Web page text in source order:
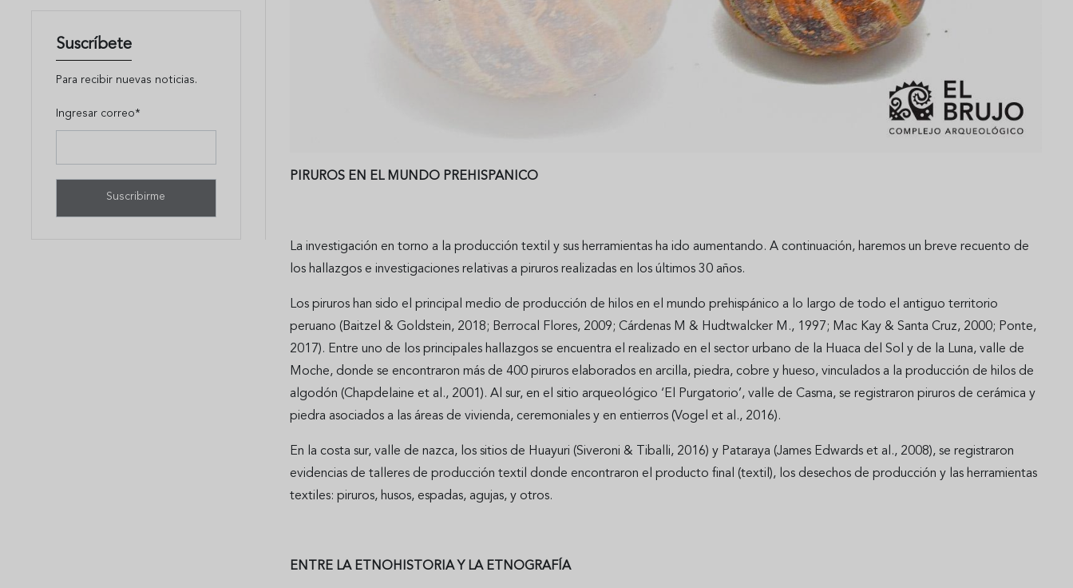
Suscríbete
Para recibir nuevas noticias.
Ingresar correo*
PIRUROS EN EL MUNDO PREHISPANICO
La investigación en torno a la producción textil y sus herramientas ha ido aumentando. A continuación, haremos un breve recuento de
los hallazgos e investigaciones relativas a piruros realizadas en los últimos 30 años.
Los piruros han sido el principal medio de producción de hilos en el mundo prehispánico a lo largo de todo el antiguo territorio
peruano (Baitzel & Goldstein, 2018; Berrocal Flores, 2009; Cárdenas M & Hudtwalcker M., 1997; Mac Kay & Santa Cruz, 2000; Ponte,
2017). Entre uno de los principales hallazgos se encuentra el realizado en el sector urbano de la Huaca del Sol y de la Luna, valle de
Moche, donde se encontraron más de 400 piruros elaborados en arcilla, piedra, cobre y hueso, vinculados a la producción de hilos de
algodón (Chapdelaine et al., 2001). Al sur, en el sitio arqueológico ‘El Purgatorio’, valle de Casma, se registraron piruros de cerámica y
piedra asociados a las áreas de vivienda, ceremoniales y en entierros (Vogel et al., 2016).
En la costa sur, valle de nazca, los sitios de Huayuri (Siveroni & Tiballi, 2016) y Pataraya (James Edwards et al., 2008), se registraron
evidencias de talleres de producción textil donde encontraron el producto final (textil), los desechos de producción y las herramientas
textiles: piruros, husos, espadas, agujas, y otros.
ENTRE LA ETNOHISTORIA Y LA ETNOGRAFÍA